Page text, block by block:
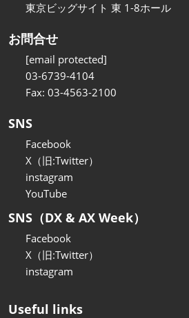
東京ビッグサイト 東 1-8ホール
お問合せ
[email protected]
03-6739-4104
Fax: 03-4563-2100
SNS
Facebook
X（旧:Twitter）
instagram
YouTube
SNS（DX & AX Week）
Facebook
X（旧:Twitter）
instagram
Useful links